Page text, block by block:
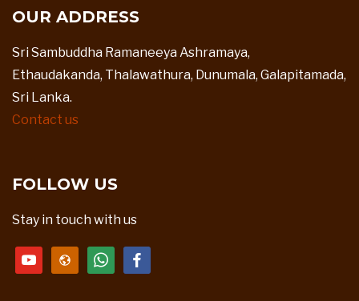
OUR ADDRESS
Sri Sambuddha Ramaneeya Ashramaya,
Ethaudakanda, Thalawathura, Dunumala, Galapitamada,
Sri Lanka.
Contact us
FOLLOW US
Stay in touch with us
youtubewebsitewhatsappfacebook